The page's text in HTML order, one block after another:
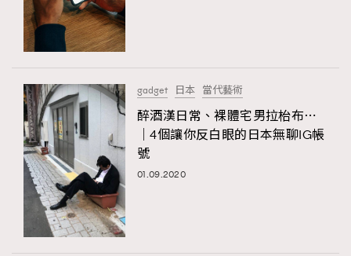
gadget 日本 當代藝術
醉酒漢日常、裸體宅男拉枱布⋯
｜4個讓你反白眼的日本無聊IG帳
號
01.09.2020